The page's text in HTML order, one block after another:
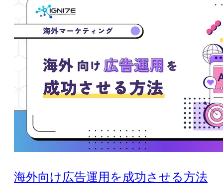
海外向け広告運用を成功させる方法